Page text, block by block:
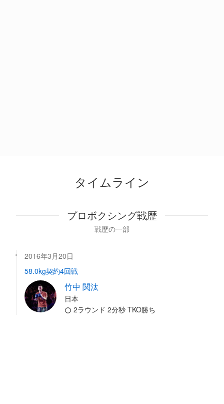
タイムライン
プロボクシング戦歴
戦歴の一部
2016年3月20日
58.0kg契約4回戦
竹中 関汰
日本
2ラウンド 2分秒 TKO勝ち